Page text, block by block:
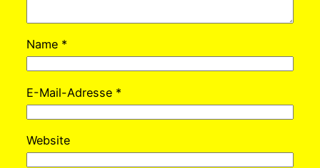
Name *
E-Mail-Adresse *
Website